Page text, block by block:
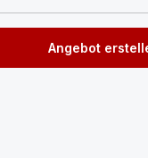
Angebot